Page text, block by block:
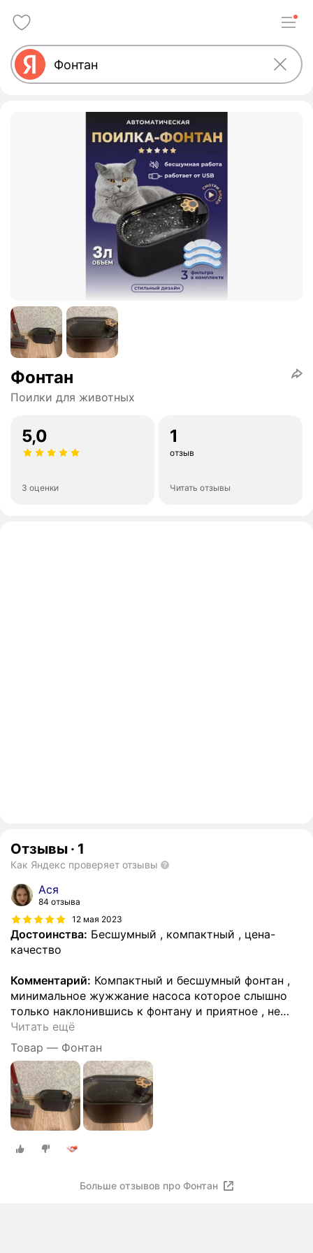
Фонтан
Поилки для животных
5,0
3 оценки
1
отзыв
Читать отзывы
Отзывы · 1
Как Яндекс проверяет отзывы
Ася
84 отзыва
12 мая 2023
Достоинства: Бесшумный , компактный , цена-
качество
Комментарий: Компактный и бесшумный фонтан ,
минимальное жужжание насоса которое слышно
только наклонившись к фонтану и приятное , не…
Читать ещё
Товар — Фонтан
Больше отзывов про Фонтан